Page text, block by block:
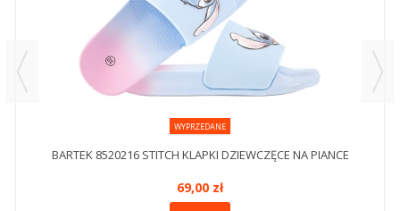
WYPRZEDANE
BARTEK 8520216 STITCH KLAPKI DZIEWCZĘCE NA PIANCE
69,00 zł